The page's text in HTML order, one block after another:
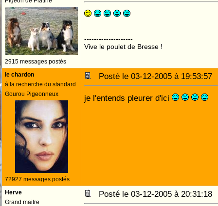
2915 messages postés
--------------------
Vive le poulet de Bresse !
le chardon
à la recherche du standard
Gourou Pigeonneux
72927 messages postés
Posté le 03-12-2005 à
je l'entends pleurer d'ici
Herve
Grand maitre
Posté le 03-12-2005 à